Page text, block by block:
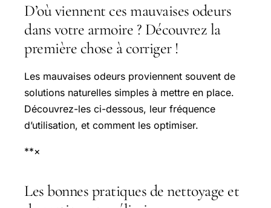
D’où viennent ces mauvaises odeurs
dans votre armoire ? Découvrez la
première chose à corriger !
Les mauvaises odeurs proviennent souvent de
solutions naturelles simples à mettre en place.
Découvrez-les ci-dessous, leur fréquence
d’utilisation, et comment les optimiser.
**×
Les bonnes pratiques de nettoyage et